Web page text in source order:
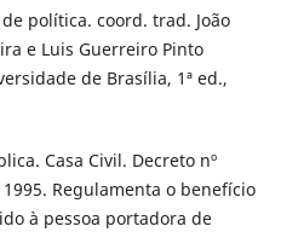
política. coord. trad. João
e Luis Guerreiro Pinto
de Brasília, 1ª ed.,
Casa Civil. Decreto nº
Regulamenta o benefício
à pessoa portadora de